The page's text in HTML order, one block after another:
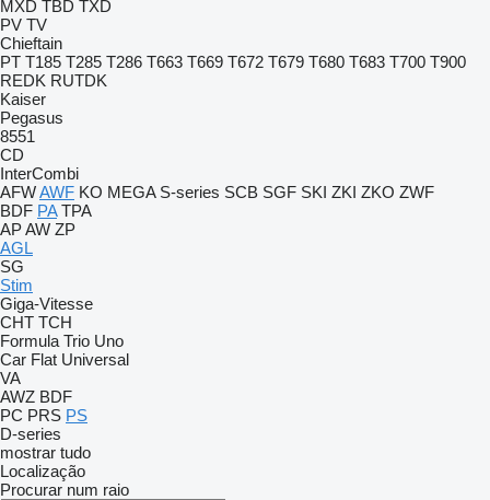
MXD TBD TXD
PV TV
Chieftain
PT T185 T285 T286 T663 T669 T672 T679 T680 T683 T700 T900
REDK RUTDK
Kaiser
Pegasus
8551
CD
InterCombi
AFWAWF KO MEGA S-series SCB SGF SKI ZKI ZKO ZWF
BDF PA TPA
APAW ZP
AGL
SG
Stim
Giga-Vitesse
CHT TCH
Formula Trio Uno
Car Flat Universal
VA
AWZ BDF
PC PRS PS
D-series
mostrar tudo
Localização
Procurar num raio